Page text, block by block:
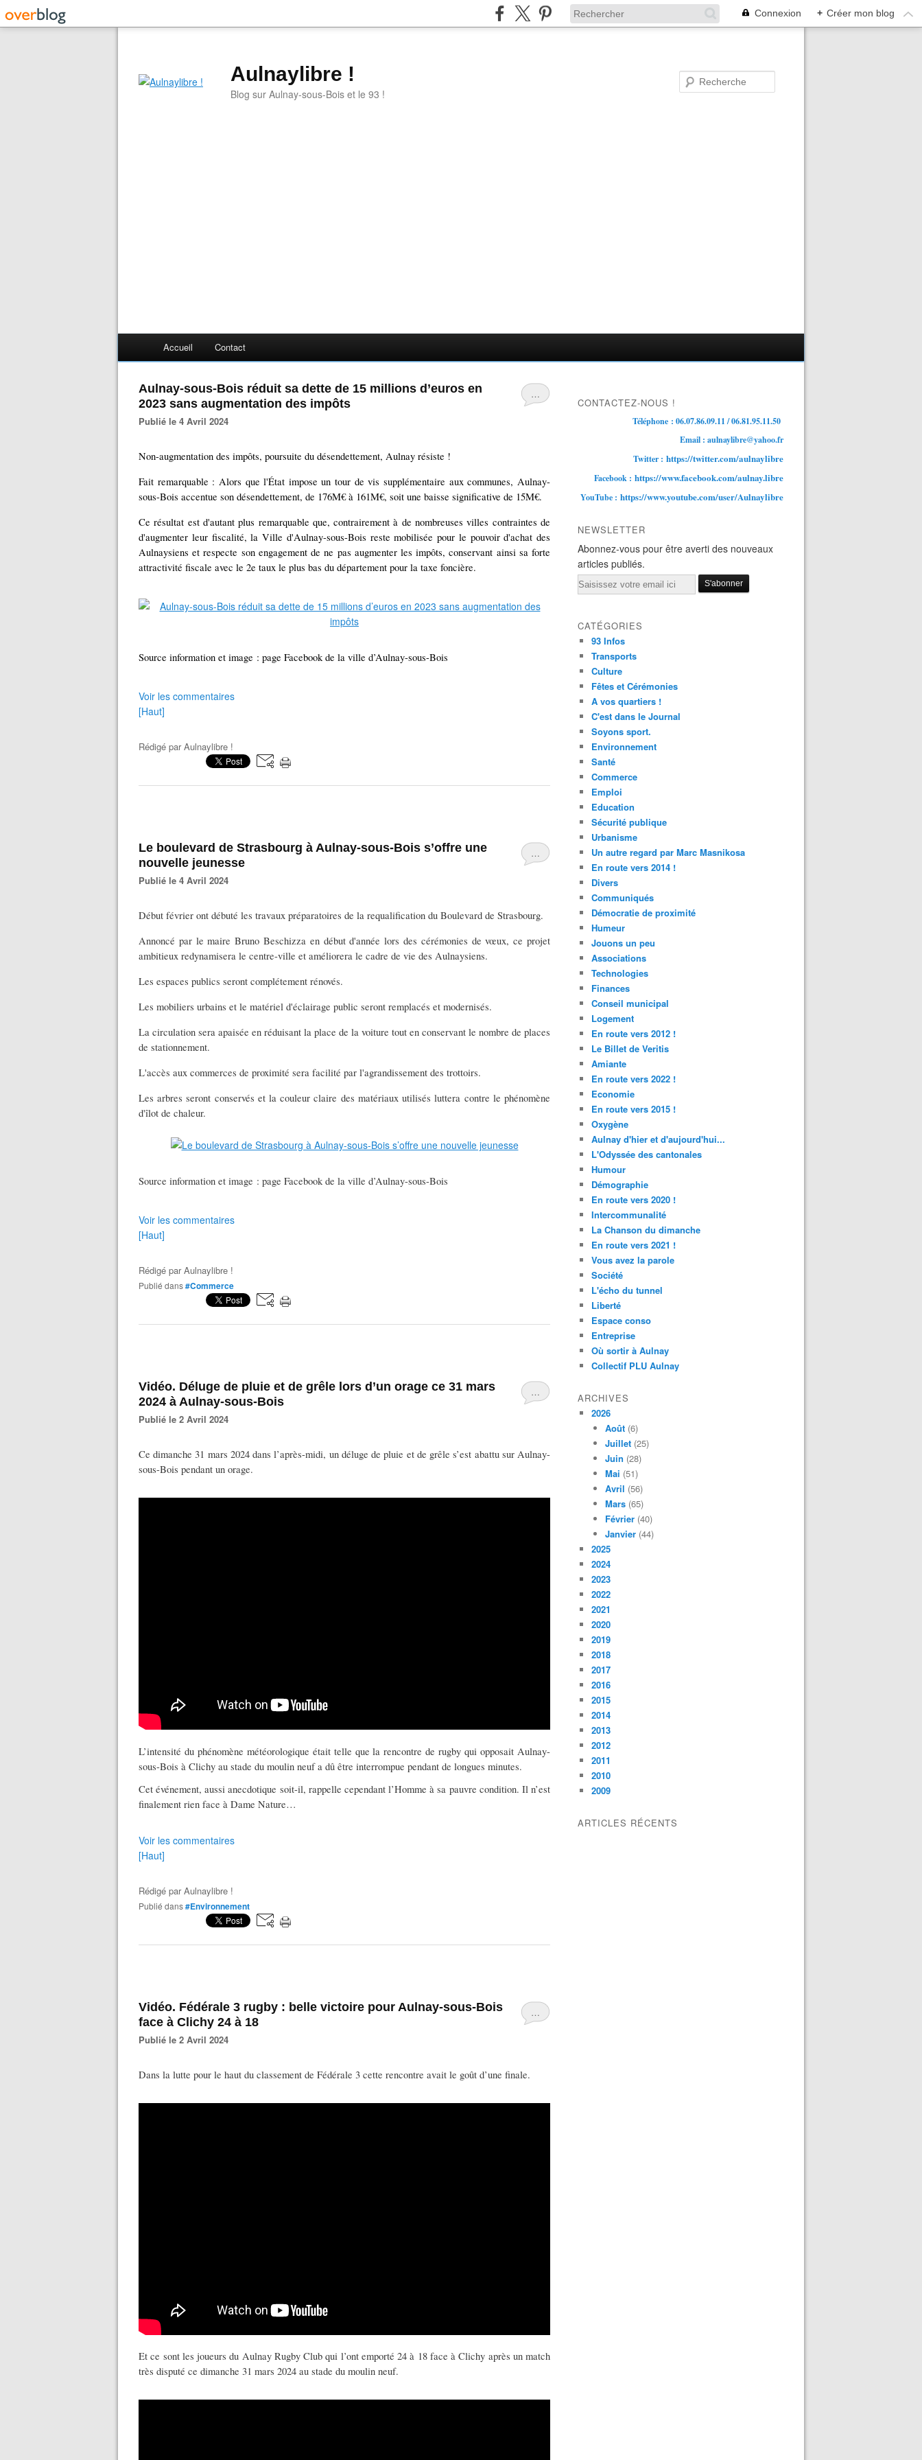
Connexion + Créer mon blog
Aulnaylibre !
Blog sur Aulnay-sous-Bois et le 93 !
Accueil Contact
…
Aulnay-sous-Bois réduit sa dette de 15 millions d’euros en
2023 sans augmentation des impôts
Publié le 4 Avril 2024
Non-augmentation des impôts, poursuite du désendettement, Aulnay résiste !
Fait remarquable : Alors que l'État impose un tour de vis supplémentaire aux communes, Aulnay-
sous-Bois accentue son désendettement, de 176M€ à 161M€, soit une baisse significative de 15M€.
Ce résultat est d'autant plus remarquable que, contrairement à de nombreuses villes contraintes de
d'augmenter leur fiscalité, la Ville d'Aulnay-sous-Bois reste mobilisée pour le pouvoir d'achat des
Aulnaysiens et respecte son engagement de ne pas augmenter les impôts, conservant ainsi sa forte
attractivité fiscale avec le 2e taux le plus bas du département pour la taxe foncière.
Source information et image : page Facebook de la ville d’Aulnay-sous-Bois
Voir les commentaires
[Haut]
Rédigé parAulnaylibre !
…
Le boulevard de Strasbourg à Aulnay-sous-Bois s’offre une
nouvelle jeunesse
Publié le 4 Avril 2024
Début février ont débuté les travaux préparatoires de la requalification du Boulevard de Strasbourg.
Annoncé par le maire Bruno Beschizza en début d'année lors des cérémonies de vœux, ce projet
ambitieux redynamisera le centre-ville et améliorera le cadre de vie des Aulnaysiens.
Les espaces publics seront complétement rénovés.
Les mobiliers urbains et le matériel d'éclairage public seront remplacés et modernisés.
La circulation sera apaisée en réduisant la place de la voiture tout en conservant le nombre de places
de stationnement.
L'accès aux commerces de proximité sera facilité par l'agrandissement des trottoirs.
Les arbres seront conservés et la couleur claire des matériaux utilisés luttera contre le phénomène
d'îlot de chaleur.
Source information et image : page Facebook de la ville d’Aulnay-sous-Bois
Voir les commentaires
[Haut]
Rédigé parAulnaylibre !
Publié dans#Commerce
…
Vidéo. Déluge de pluie et de grêle lors d’un orage ce 31 mars
2024 à Aulnay-sous-Bois
Publié le 2 Avril 2024
Ce dimanche 31 mars 2024 dans l’après-midi, un déluge de pluie et de grêle s’est abattu sur Aulnay-
sous-Bois pendant un orage.
L’intensité du phénomène météorologique était telle que la rencontre de rugby qui opposait Aulnay-
sous-Bois à Clichy au stade du moulin neuf a dû être interrompue pendant de longues minutes.
Cet événement, aussi anecdotique soit-il, rappelle cependant l’Homme à sa pauvre condition. Il n’est
finalement rien face à Dame Nature…
Voir les commentaires
[Haut]
Rédigé parAulnaylibre !
Publié dans#Environnement
…
Vidéo. Fédérale 3 rugby : belle victoire pour Aulnay-sous-Bois
face à Clichy 24 à 18
Publié le 2 Avril 2024
Dans la lutte pour le haut du classement de Fédérale 3 cette rencontre avait le goût d’une finale.
Et ce sont les joueurs du Aulnay Rugby Club qui l’ont emporté 24 à 18 face à Clichy après un match
très disputé ce dimanche 31 mars 2024 au stade du moulin neuf.
CONTACTEZ-NOUS !
Téléphone : 06.07.86.09.11 / 06.81.95.11.50
Email : aulnaylibre@yahoo.fr
Twitter : https://twitter.com/aulnaylibre
Facebook : https://www.facebook.com/aulnay.libre
YouTube : https://www.youtube.com/user/Aulnaylibre
NEWSLETTER
Abonnez-vous pour être averti des nouveaux
articles publiés.
Email
CATÉGORIES
93 Infos
Transports
Culture
Fêtes et Cérémonies
A vos quartiers !
C'est dans le Journal
Soyons sport.
Environnement
Santé
Commerce
Emploi
Education
Sécurité publique
Urbanisme
Un autre regard par Marc Masnikosa
En route vers 2014 !
Divers
Communiqués
Démocratie de proximité
Humeur
Jouons un peu
Associations
Technologies
Finances
Conseil municipal
Logement
En route vers 2012 !
Le Billet de Veritis
Amiante
En route vers 2022 !
Economie
En route vers 2015 !
Oxygène
Aulnay d'hier et d'aujourd'hui...
L'Odyssée des cantonales
Humour
Démographie
En route vers 2020 !
Intercommunalité
La Chanson du dimanche
En route vers 2021 !
Vous avez la parole
Société
L'écho du tunnel
Liberté
Espace conso
Entreprise
Où sortir à Aulnay
Collectif PLU Aulnay
ARCHIVES
2026
Août (6)
Juillet (25)
Juin (28)
Mai (51)
Avril (56)
Mars (65)
Février (40)
Janvier (44)
2025
2024
2023
2022
2021
2020
2019
2018
2017
2016
2015
2014
2013
2012
2011
2010
2009
ARTICLES RÉCENTS